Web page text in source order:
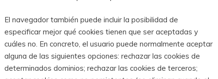
El navegador también puede incluir la posibilidad de
especificar mejor qué cookies tienen que ser aceptadas y
cuáles no. En concreto, el usuario puede normalmente aceptar
alguna de las siguientes opciones: rechazar las cookies de
determinados dominios; rechazar las cookies de terceros;